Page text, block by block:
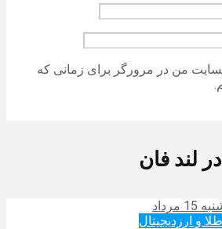
من در مرورگر برای زمانی که
لند فان
و ارزدیجیتال‌